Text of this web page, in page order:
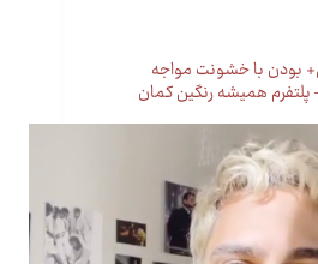
بودن با خشونت مواجه
همیشه رنگین کمان